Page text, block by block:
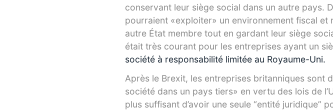
conservant leur siège social dans un autre pays.
pourraient «exploiter» un environnement fiscal et
autre État membre tout en gardant leur siège
était très courant pour les entreprises ayant un
société à responsabilité limitée au Royaume-Uni.
Après le Brexit, les entreprises britanniques sont
société dans un pays tiers» en vertu des lois de
plus suffisant d’avoir une seule “entité juridique”